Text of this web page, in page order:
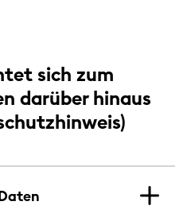
sich zum
darüber hinaus